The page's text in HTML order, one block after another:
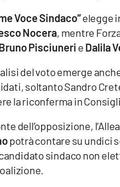
Voce Sindaco”elegge
Nocera, mentre
PisciunerieDalila
del voto emerge
soltanto Sandro
la riconferma in
dell’opposizione,
potrà contare su undici
sindaco non